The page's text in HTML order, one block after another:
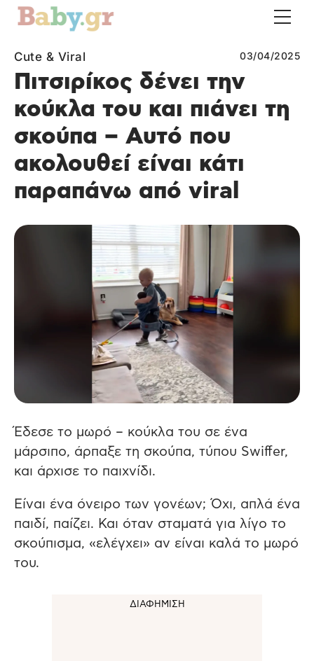
Cute & Viral 03/04/2025
Πιτσιρίκος δένει την
κούκλα του και πιάνει τη
σκούπα – Aυτό που
ακολουθεί είναι κάτι
παραπάνω από viral
Έδεσε το μωρό – κούκλα του σε ένα
μάρσιπο, άρπαξε τη σκούπα, τύπου Swiffer,
και άρχισε το παιχνίδι.
Είναι ένα όνειρο των γονέων; Όχι, απλά ένα
παιδί, παίζει. Και όταν σταματά για λίγο το
σκούπισμα, «ελέγχει» αν είναι καλά το μωρό
του.